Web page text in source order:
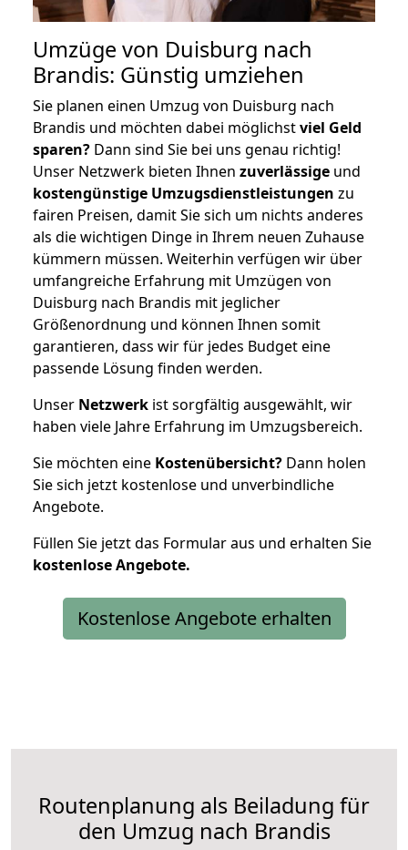
Umzüge von Duisburg nach
Brandis: Günstig umziehen
Sie planen einen Umzug von Duisburg nach
Brandis und möchten dabei möglichstviel Geld
sparen? Dann sind Sie bei uns genau richtig!
Unser Netzwerk bieten Ihnen zuverlässige und
kostengünstige Umzugsdienstleistungen zu
fairen Preisen, damit Sie sich um nichts anderes
als die wichtigen Dinge in Ihrem neuen Zuhause
kümmern müssen. Weiterhin verfügen wir über
umfangreiche Erfahrung mit Umzügen von
Duisburg nach Brandis mit jeglicher
Größenordnung und können Ihnen somit
garantieren, dass wir für jedes Budget eine
passende Lösung finden werden.
Unser Netzwerk ist sorgfältig ausgewählt, wir
haben viele Jahre Erfahrung im Umzugsbereich.
Sie möchten eine Kostenübersicht? Dann holen
Sie sich jetzt kostenlose und unverbindliche
Angebote.
Füllen Sie jetzt das Formular aus und erhalten Sie
kostenloseAngebote.
Kostenlose Angebote erhalten
Routenplanung als Beiladung für
den Umzug nach Brandis